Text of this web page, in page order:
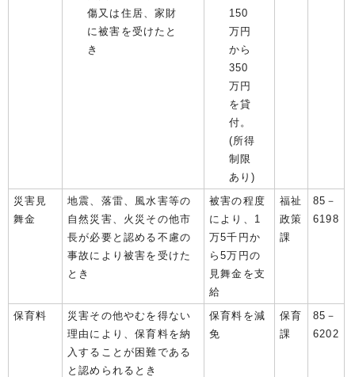
傷又は住居、家財
に被害を受けたと
き
150
万円
から
350
万円
を貸
付。
(所得
制限
あり)
災害見
舞金
地震、落雷、風水害等の
自然災害、火災その他市
長が必要と認める不慮の
事故により被害を受けた
とき
被害の程度
により、1
万5千円か
ら5万円の
見舞金を支
給
福祉
政策
課
85－
6198
保育料
災害その他やむを得ない
理由により、保育料を納
入することが困難である
と認められるとき
保育料を減
免
保育
課
85－
6202